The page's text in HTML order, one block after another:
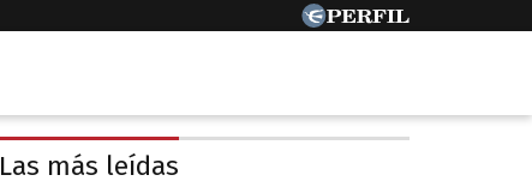
Las más leídas